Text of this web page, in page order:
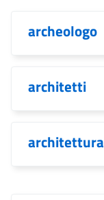
archeologo
architetti
architettura